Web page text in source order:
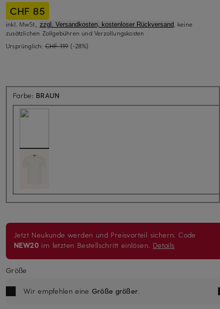
CHF 85
inkl. MwSt., zzgl. Versandkosten, kostenloser Rückversand, keine
zusätzlichen Zollgebühren und Verzollungskosten
Ursprünglich: CHF 119 (-28%)
Farbe: BRAUN
Jetzt Neukunde werden und Preisvorteil sichern. Code
NEW20 im letzten Bestellschritt einlösen. Details
Größe
Wir empfehlen eine Größe größer.